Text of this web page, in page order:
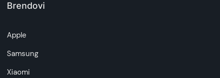
Brendovi
Apple
Samsung
Xiaomi